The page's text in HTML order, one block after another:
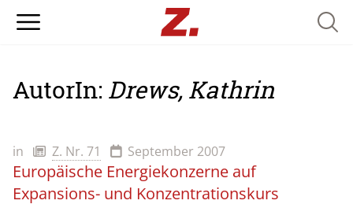
AutorIn: Drews, Kathrin
in Z. Nr. 71 September 2007
Europäische Energiekonzerne auf
Expansions- und Konzentrationskurs